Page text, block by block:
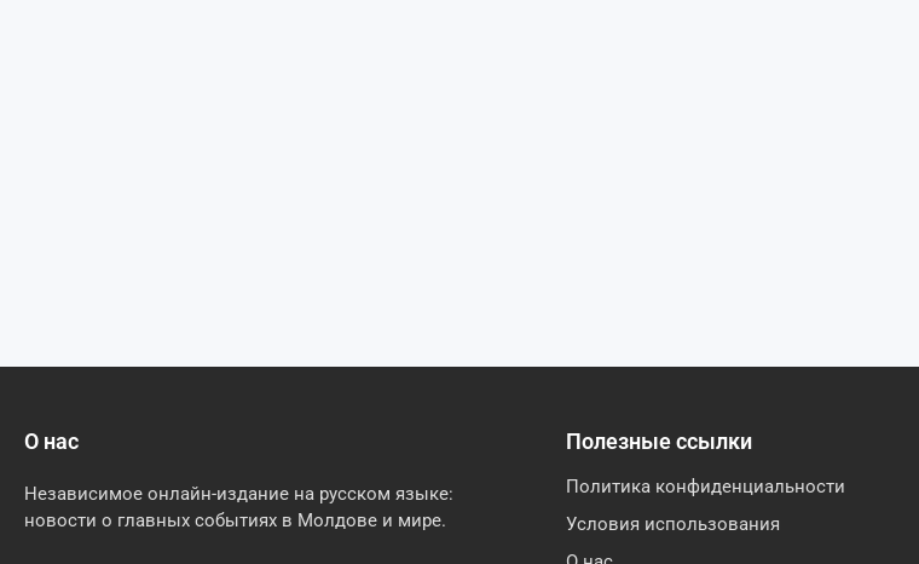
О нас
Независимое онлайн-издание на русском языке:
новости о главных событиях в Молдове и мире.
Полезные ссылки
Политика конфиденциальности
Условия использования